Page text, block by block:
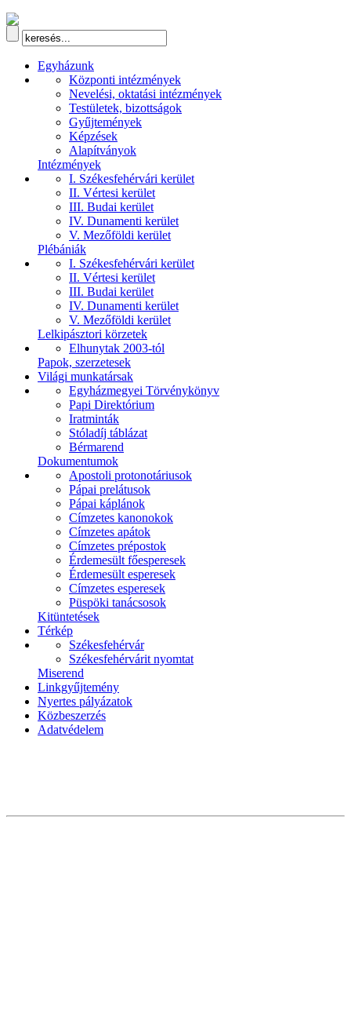
Egyházunk
Központi intézmények
Nevelési, oktatási intézmények
Testületek, bizottságok
Gyűjtemények
Képzések
Alapítványok
Intézmények
I. Székesfehérvári kerület
II. Vértesi kerület
III. Budai kerület
IV. Dunamenti kerület
V. Mezőföldi kerület
Plébániák
I. Székesfehérvári kerület
II. Vértesi kerület
III. Budai kerület
IV. Dunamenti kerület
V. Mezőföldi kerület
Lelkipásztori körzetek
Elhunytak 2003-tól
Papok, szerzetesek
Világi munkatársak
Egyházmegyei Törvénykönyv
Papi Direktórium
Iratminták
Stóladíj táblázat
Bérmarend
Dokumentumok
Apostoli protonotáriusok
Pápai prelátusok
Pápai káplánok
Címzetes kanonokok
Címzetes apátok
Címzetes prépostok
Érdemesült főesperesek
Érdemesült esperesek
Címzetes esperesek
Püspöki tanácsosok
Kitüntetések
Térkép
Székesfehérvár
Székesfehérvárit nyomtat
Miserend
Linkgyűjtemény
Nyertes pályázatok
Közbeszerzés
Adatvédelem